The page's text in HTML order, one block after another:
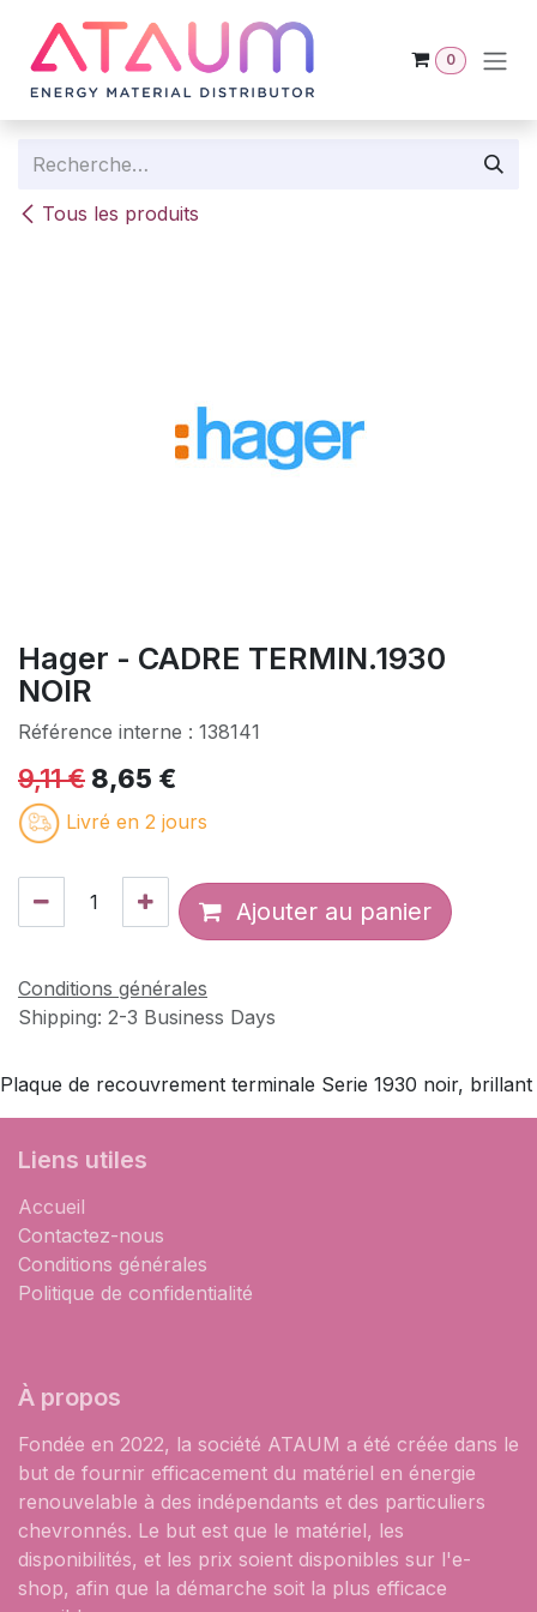
0
Tous les produits
Hager - CADRE TERMIN.1930
NOIR
Référence interne : 138141
9,11€ 8,65 €
Livré en 2 jours
Ajouter au panier
Conditions générales
Shipping: 2-3 Business Days
Plaque de recouvrement terminale Serie 1930 noir, brillant
Liens utiles
Accueil
Contactez-nous
Conditions générales
Politique de confidentialité
À propos
Fondée en 2022, la société ATAUM a été créée dans le
but de fournir efficacement du matériel en énergie
renouvelable à des indépendants et des particuliers
chevronnés. Le but est que le matériel, les
disponibilités, et les prix soient disponibles sur l'e-
shop, afin que la démarche soit la plus efficace